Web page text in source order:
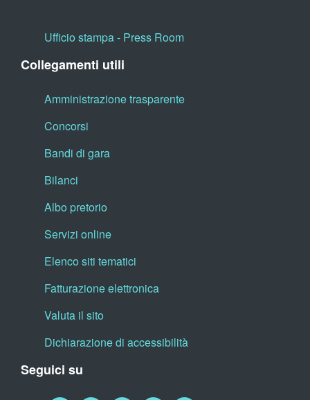
Ufficio stampa - Press Room
Collegamenti utili
Amministrazione trasparente
Concorsi
Bandi di gara
Bilanci
Albo pretorio
Servizi online
Elenco siti tematici
Fatturazione elettronica
Valuta il sito
Dichiarazione di accessibilità
Seguici su